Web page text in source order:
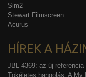
Sim2
Stewart Filmscreen
Acurus
HÍREK A
JBL 4369: az új referencia
Tökéletes hangolás: A My